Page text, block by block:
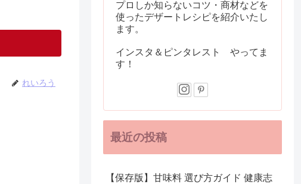
れいろう
プロしか知らないコツ・商材などを
使ったデザートレシピを紹介いたし
ます。
インスタ＆ピンタレスト やってま
す！
最近の投稿
【保存版】甘味料 選び方ガイド 健康志